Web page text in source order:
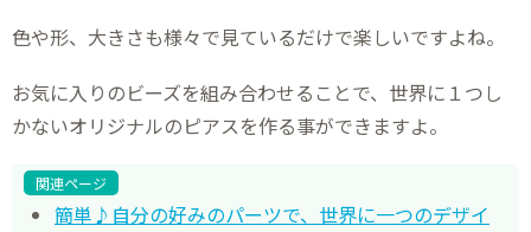
色や形、大きさも様々で見ているだけで楽しいですよね。
お気に入りのビーズを組み合わせることで、世界に１つし
かないオリジナルのピアスを作る事ができますよ。
関連ページ
簡単♪自分の好みのパーツで、世界に一つのデザイ